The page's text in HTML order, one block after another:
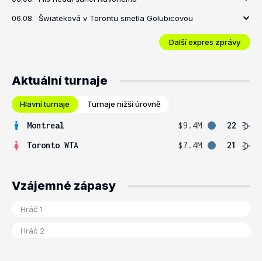
06.08. Šwiateková v Torontu smetla Golubicovou
Další expres zprávy
Aktuální turnaje
Hlavní turnaje Turnaje nižší úrovně
Montreal $9.4M
22
Toronto WTA
$7.4M 21
Vzájemné zápasy